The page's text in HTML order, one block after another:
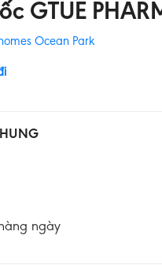
GTUE
Ocean Park
ngày